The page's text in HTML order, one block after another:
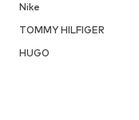
Nike
TOMMY HILFIGER
HUGO